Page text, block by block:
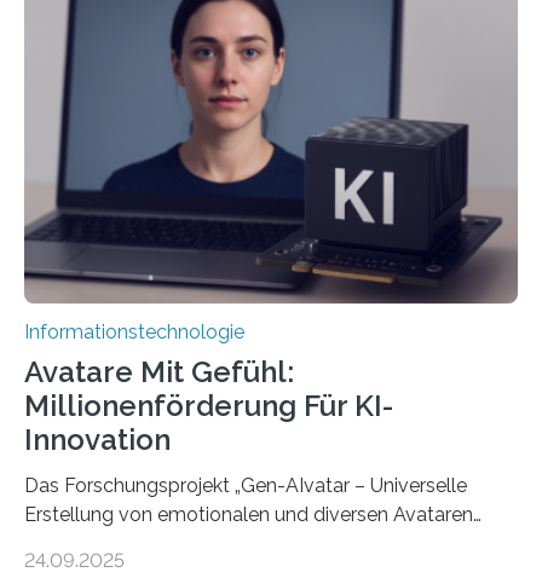
Informationstechnologie
Avatare Mit Gefühl:
Millionenförderung Für KI-
Innovation
Das Forschungsprojekt „Gen-AIvatar – Universelle
Erstellung von emotionalen und diversen Avataren
Förderung in Höhe von rund 2 Millionen Euro. Dabei
24.09.2025